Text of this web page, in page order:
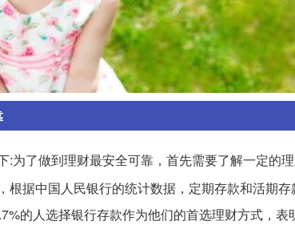
:为了做到理财最安全可靠，首先需要了解一定的
根据中国人民银行的统计数据，定期存款和活期
的人选择银行存款作为他们的首选理财方式，表